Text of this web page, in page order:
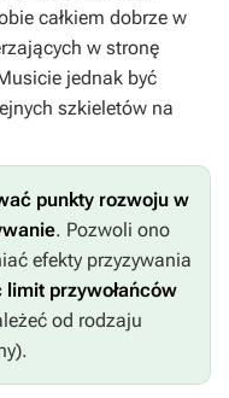
całkiem dobrze w
w stronę
jednak być
szkieletów na
punkty rozwoju w
. Pozwoli ono
efekty przyzywania
limit przywołańców
od rodzaju